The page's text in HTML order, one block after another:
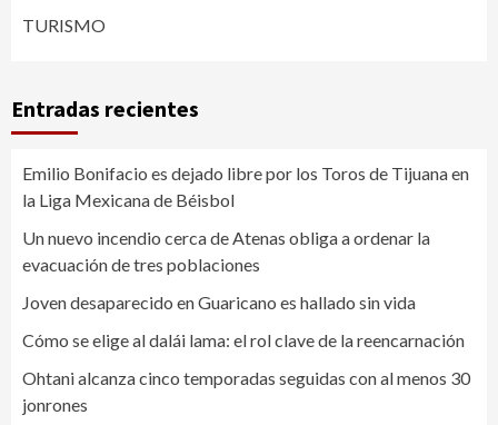
TURISMO
Entradas recientes
Emilio Bonifacio es dejado libre por los Toros de Tijuana en
la Liga Mexicana de Béisbol
Un nuevo incendio cerca de Atenas obliga a ordenar la
evacuación de tres poblaciones
Joven desaparecido en Guaricano es hallado sin vida
Cómo se elige al dalái lama: el rol clave de la reencarnación
Ohtani alcanza cinco temporadas seguidas con al menos 30
jonrones